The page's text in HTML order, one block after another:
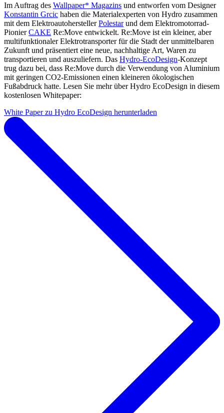
Im Auftrag des Wallpaper* Magazins und entworfen vom Designer
Konstantin Grcic haben die Materialexperten von Hydro zusammen
mit dem ElektroautoherstellerPolestarund dem Elektromotorrad-
PionierCAKE Re:Move entwickelt. Re:Move ist ein kleiner, aber
multifunktionaler Elektrotransporter für die Stadt der unmittelbaren
Zukunft und präsentiert eine neue, nachhaltige Art, Waren zu
transportieren und auszuliefern. Das Hydro-EcoDesign-Konzept
trug dazu bei, dass Re:Move durch die Verwendung von Aluminium
mit geringen CO2-Emissionen einen kleineren ökologischen
Fußabdruck hatte. Lesen Sie mehr über Hydro EcoDesign in diesem
kostenlosen Whitepaper:
White Paper zu Hydro EcoDesign herunterladen